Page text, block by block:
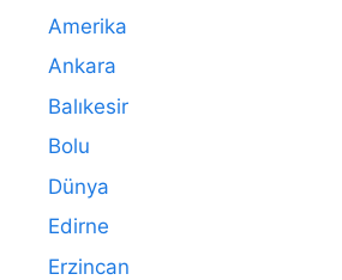
Amerika
Ankara
Balıkesir
Bolu
Dünya
Edirne
Erzincan